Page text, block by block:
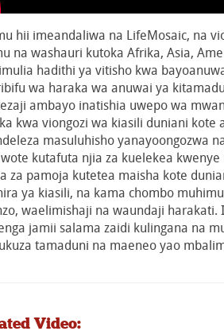
hii imeandaliwa na LifeMosaic, na
na washauri kutoka Afrika, Asia,
hadithi ya vitisho kwa
wa haraka wa anuwai ya
ambayo inatishia uwepo wa
kwa viongozi wa kiasili duniani kote
masuluhisho yanayoongozwa
kutafuta njia za kuelekea
za pamoja kutetea maisha kote
ya kiasili, na kama chombo
waelimishaji na waundaji
jamii salama zaidi kulingana na
tamaduni na maeneo yao
Video: